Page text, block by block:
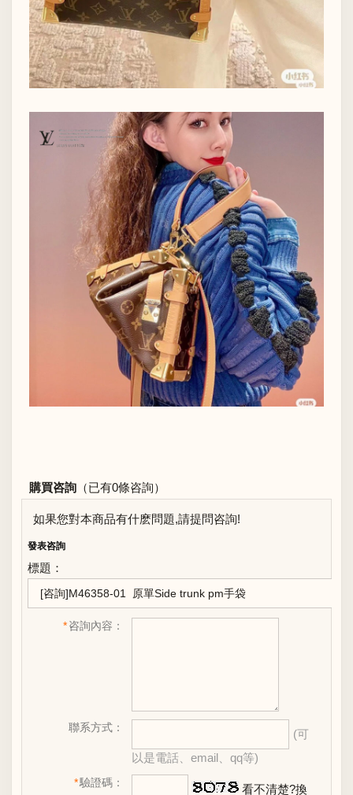
購買咨詢 （已有0條咨詢）
如果您對本商品有什麽問題,請提問咨詢!
發表咨詢
標題：
*咨詢內容：
聯系方式：
(可
以是電話、email、qq等)
*驗證碼： 看不清楚?換